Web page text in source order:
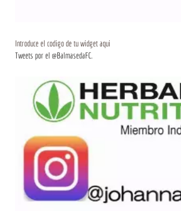
Introduce el codigo de tu widget aqui
Tweets por el @BalmasedaFC.